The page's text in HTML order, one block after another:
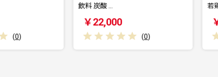
飲料 炭酸 …
￥22,000
( 0)
若鶏 もも…
￥